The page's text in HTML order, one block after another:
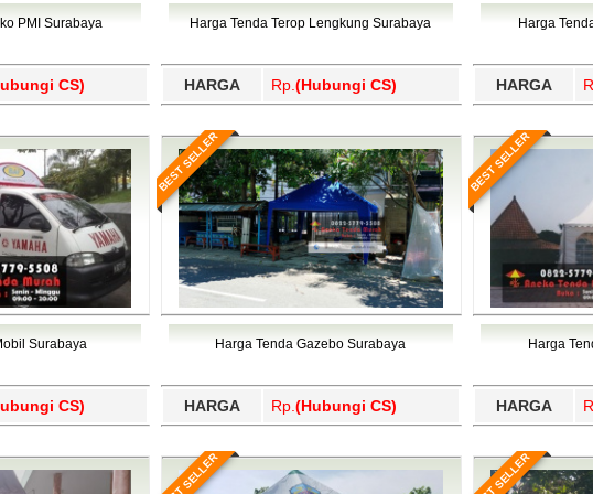
Tulungagung, Wajo, Wakatobi, Waropen, Way Kanan,
PMI Surabaya
CS)
Harga Tenda Terop Lengkung Surabaya
HARGA Rp. (Hubungi CS)
Harga
HARGA
Surabaya
CS)
BEST SELLER
Harga Tenda Gazebo Surabaya
HARGA Rp. (Hubungi CS)
BEST SELLER
Harga
HARGA